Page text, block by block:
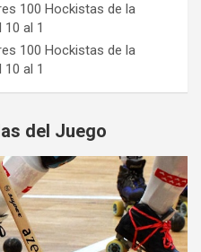
100 Hockistas de la
al 1
100 Hockistas de la
al 1
del Juego